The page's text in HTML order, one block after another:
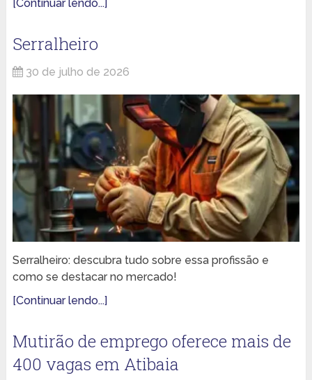
[Continuar lendo...]
Serralheiro
30 de julho de 2026
Serralheiro: descubra tudo sobre essa profissão e
como se destacar no mercado!
[Continuar lendo...]
Mutirão de emprego oferece mais de
400 vagas em Atibaia